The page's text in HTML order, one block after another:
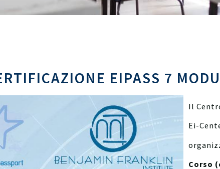
EIPASS 7
Il
Ei-
Corso